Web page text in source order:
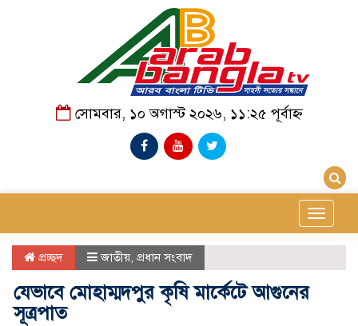
সোমবার, ১০ অগাস্ট ২০২৬, ১১:২৫ পূর্বাহ্ন
Toggle
প্রচ্ছদ জাতীয়, প্রধান সংবাদ
যেভাবে মোহাম্মদপুর কৃষি মার্কেটে আগুনের
সূত্রপাত